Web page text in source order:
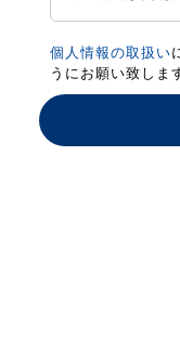
個人情報の取扱い
うにお願い致しま